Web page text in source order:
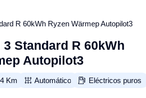
R 60kWh Ryzen Wärmep Autopilot3
3 Standard R 60kWh
Autopilot3
Km Automático Eléctricos puros